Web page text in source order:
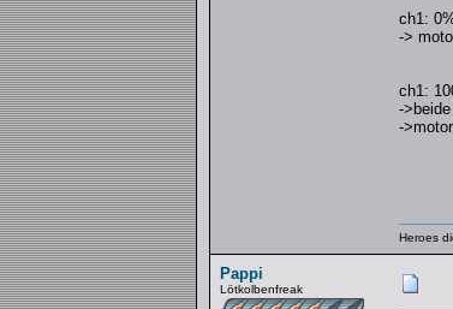
ch1:
->
ch1:
-
-
Heroes
Pappi
Lötkolbenfreak